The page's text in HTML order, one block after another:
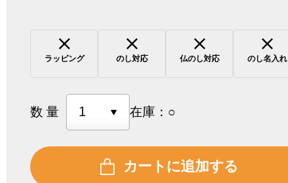
ラッピング のし対応 仏のし対応 のし名入れ
数量 在庫： ○
カートに追加する